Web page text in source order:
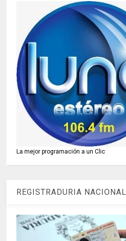
La mejor programación a un Clic
REGISTRADURIA NACIONAL